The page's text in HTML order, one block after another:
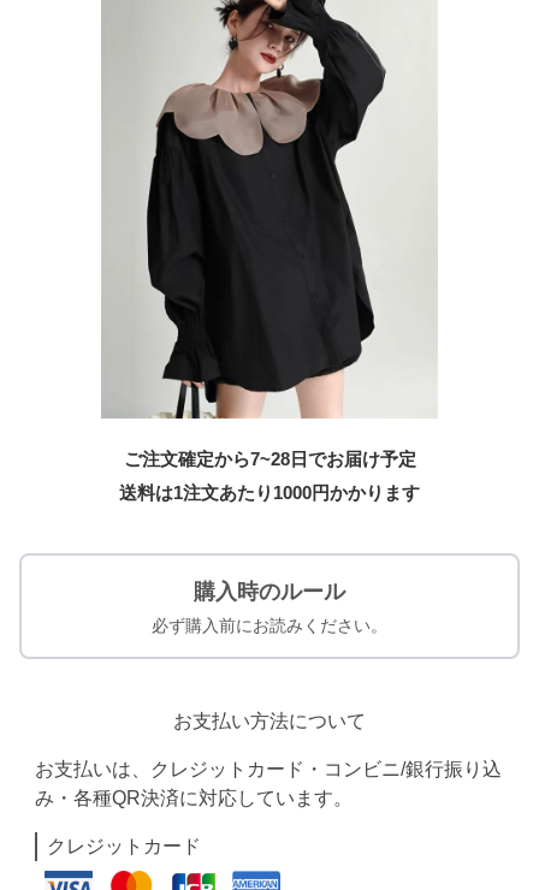
ご注文確定から7~28日でお届け予定
送料は1注文あたり 1000円かかります
購入時のルール
必ず購入前にお読みください。
お支払い方法について
お支払いは、クレジットカード・コンビニ/銀行振り込
み・各種QR決済に対応しています。
クレジットカード